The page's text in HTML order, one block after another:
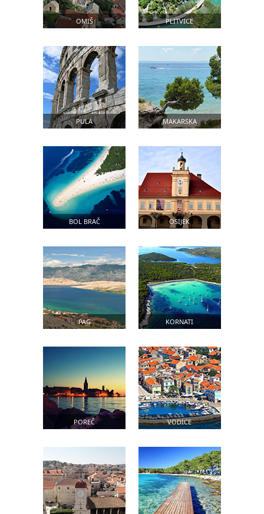
OMIŠ PLITVICE
PULA MAKARSKA
BOL BRAČ OSIJEK
PAG KORNATI
POREČ VODICE